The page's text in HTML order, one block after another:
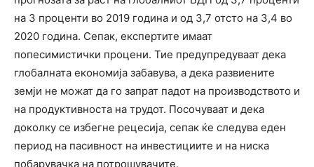
на 3 проценти во 2019 година и од 3,7 отсто на 3,4 во
2020 година. Сепак, експертите имаат
попесимистички процени. Тие предупредуваат дека
глобалната економија забавува, а дека развиените
земји не можат да го запрат падот на производството и
на продуктивноста на трудот. Посочуваат и дека
доколку се избегне рецесија, сепак ќе следува еден
период на пасивност на инвестициите и на ниска
побарувачка на потрошувачите.